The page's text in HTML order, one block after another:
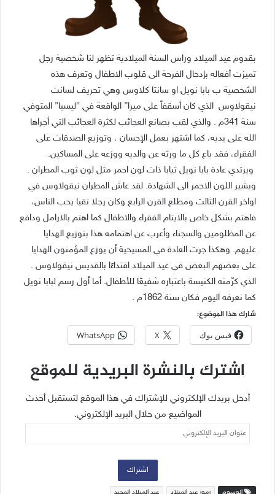
بقدوم عيد الميلاد وراس السنة الميلادية تظهر لنا شخصية رجل
تميزت أفعاله بإدخال الفرحة الى قلوب الاطفال وتعرف هذه
الشخصية ب بابا نويل او سانتا كلاوس وهي تحريف لسانت
نيقولاوس الذي كان أسقفاً على ميرا” الواقعة في “ليسيا” المتوفي
سنة 341م . والذي لقب بصانع العجائب لكثرة العجائب التي أجراها
الله على يديه، كما اشتهر بعمل الإحسان ، وتوزيع الصدقات على
الفقراء، فقد باع كل ما ورثه عن والديه ووزعه على المساكين.
ويرتدي عادة بابا نويل ثيابا ذات لون احمر مثل لون ثوب المطران .
ويشير اللون الاحمر الى الشهادة. لقد عاش المطران نيقولاوس في
اواخر القرن الثالث ومطلع القرن الرابع وكان رجلا تقيا يحب الناس،
فاهتم بشكل خاص بالايتام الفقراء والاطفال كما اهتم بالارامل ودافع
عن المظلومين والسجناء وأعرب عن اهتمامه هذا بتوزيع الهدايا
عليهم. وهكذا جرت العادة في المسيحية أن يوزع المؤمنون الهدايا
على بعضهم البعض في عيد الميلاد اقتداءًا بالقديس نيقولاوس .
الذي كرّمته الكنيسة باعتباره شفيعًا للأطفال. أما أول رسم لبابا نويل
كما نعرفه اليوم فكان سنة 1862م .
شارك هذا الموضوع:
فيس بوك X
WhatsApp
اشترك بالنشرة البريدية للموقع
أدخل بريدك الإلكتروني للإشتراك في هذا الموقع لتستقبل أحدث
المواضيع من خلال البريد الإلكتروني.
عنوان
البريد
اشتراك
الوسوم رموز عيد الميلاد عيد الميلاد المجيد